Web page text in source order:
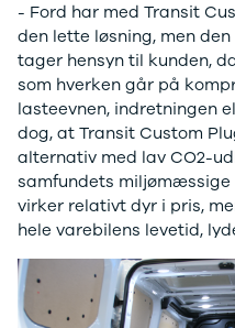
Privatleasing
Tilbud
Bigster
Modeller
Anmeldelser
Privatleasing
Tilbud
Volvo
EX30
Modeller
Anmeldelser
Privatleasing
Tilbud
C3
C3
C4
C4
C4
C5
Jumper
Jumper
Grand
ë-C4
Cupra
- Ford har med Transit
den lette løsning, men
tager hensyn til kunden,
som hverken går på
lasteevnen, indretningen
dog, at Transit Custom
alternativ med lav CO2-
samfundets
virker relativt dyr i pris,
hele varebilens levetid,